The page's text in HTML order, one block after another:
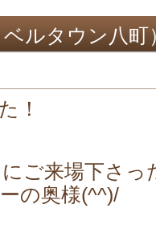
ルタウン八町
！
ご来場下さっ
の奥様(^^)/